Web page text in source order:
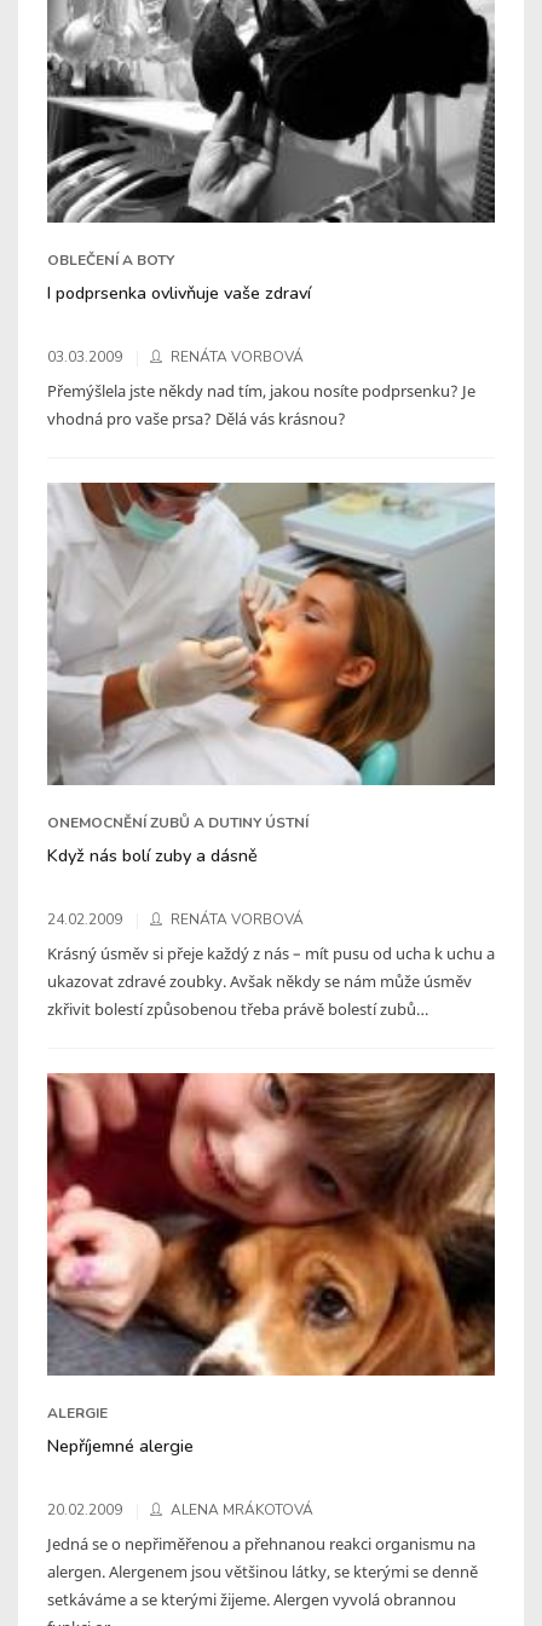
OBLEČENÍ A BOTY
I podprsenka ovlivňuje vaše zdraví
03.03.2009 RENÁTA VORBOVÁ
Přemýšlela jste někdy nad tím, jakou nosíte podprsenku? Je
vhodná pro vaše prsa? Dělá vás krásnou?
ONEMOCNĚNÍ ZUBŮ A DUTINY ÚSTNÍ
Když nás bolí zuby a dásně
24.02.2009 RENÁTA VORBOVÁ
Krásný úsměv si přeje každý z nás – mít pusu od ucha k uchu a
ukazovat zdravé zoubky. Avšak někdy se nám může úsměv
zkřivit bolestí způsobenou třeba právě bolestí zubů…
ALERGIE
Nepříjemné alergie
20.02.2009 ALENA MRÁKOTOVÁ
Jedná se o nepřiměřenou a přehnanou reakci organismu na
alergen. Alergenem jsou většinou látky, se kterými se denně
setkáváme a se kterými žijeme. Alergen vyvolá obrannou